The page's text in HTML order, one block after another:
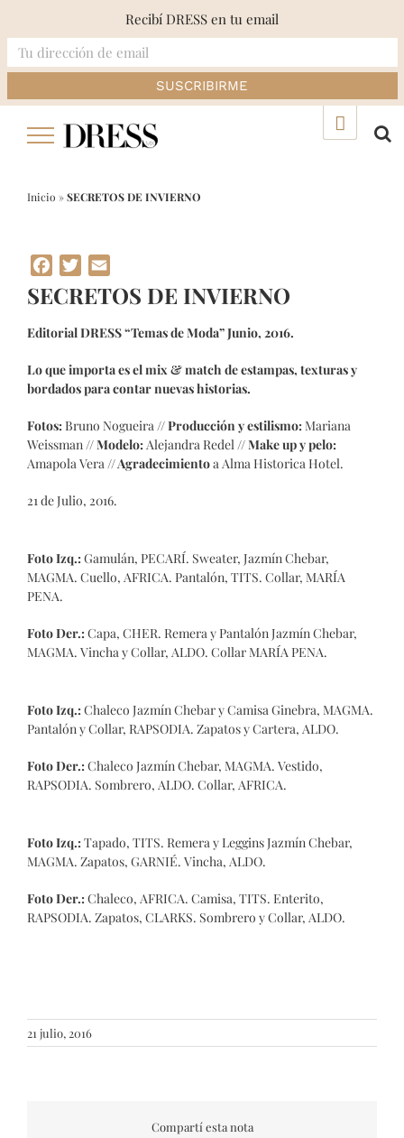
Inicio »SECRETOS DE INVIERNO
Facebook
Twitter
SECRETOS DE INVIERNO
Editorial DRESS “Temas de Moda” Junio, 2016.
Lo que importa es el mix & match de estampas, texturas y
bordados para contar nuevas historias.
Fotos:Bruno Nogueira //Producción y estilismo:Mariana
Weissman //Modelo:Alejandra Redel //Make up y pelo:
Amapola Vera //Agradecimientoa Alma Historica Hotel.
21 de Julio, 2016.
Foto Izq.:Gamulán, PECARÍ. Sweater, Jazmín Chebar,
MAGMA. Cuello, AFRICA. Pantalón, TITS. Collar, MARÍA
PENA.
Foto Der.:Capa, CHER. Remera y Pantalón Jazmín Chebar,
MAGMA. Vincha y Collar, ALDO. Collar MARÍA PENA.
Foto Izq.:Chaleco Jazmín Chebar y Camisa Ginebra, MAGMA.
Pantalón y Collar, RAPSODIA. Zapatos y Cartera, ALDO.
Foto Der.:Chaleco Jazmín Chebar, MAGMA. Vestido,
RAPSODIA. Sombrero, ALDO. Collar, AFRICA.
Foto Izq.:Tapado, TITS. Remera y Leggins Jazmín Chebar,
MAGMA. Zapatos, GARNIÉ. Vincha, ALDO.
Foto Der.:Chaleco, AFRICA. Camisa, TITS. Enterito,
RAPSODIA. Zapatos, CLARKS. Sombrero y Collar, ALDO.
21 julio, 2016
Compartí esta nota
Recibí DRESS en tu email